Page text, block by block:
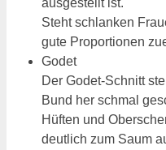
Steht schlanken
gute Proportionen
Godet
Der Godet-Schnitt
Bund her schmal
Hüften und
deutlich zum Saum